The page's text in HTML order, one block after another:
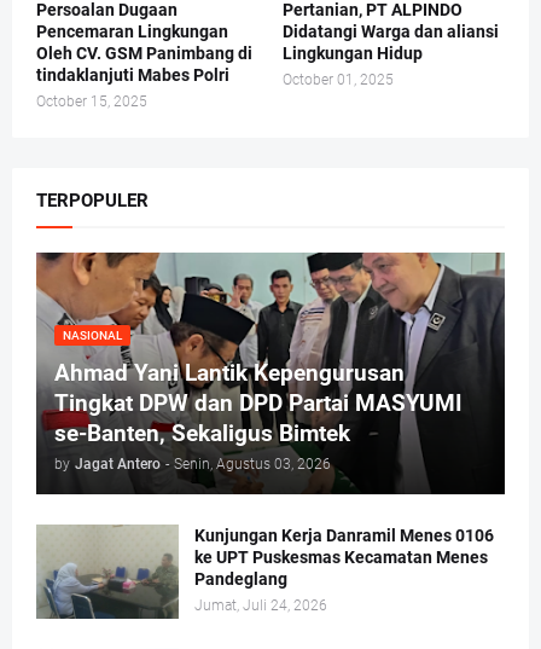
Persoalan Dugaan
Pencemaran Lingkungan
Oleh CV. GSM Panimbang di
tindaklanjuti Mabes Polri
October 15, 2025
Pertanian, PT ALPINDO
Didatangi Warga dan aliansi
Lingkungan Hidup
October 01, 2025
TERPOPULER
NASIONAL
Ahmad Yani Lantik Kepengurusan
Tingkat DPW dan DPD Partai MASYUMI
se-Banten, Sekaligus Bimtek
by Jagat Antero - Senin, Agustus 03, 2026
Kunjungan Kerja Danramil Menes 0106
ke UPT Puskesmas Kecamatan Menes
Pandeglang
Jumat, Juli 24, 2026